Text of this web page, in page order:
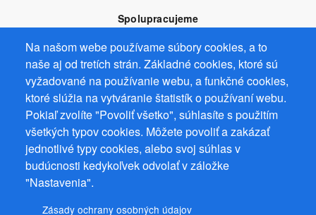
Na našom webe používame súbory cookies, a to
naše aj od tretích strán. Základné cookies, ktoré sú
vyžadované na používanie webu, a funkčné cookies,
ktoré slúžia na vytváranie štatistík o používaní webu.
Pokiaľ zvolíte "Povoliť všetko", súhlasíte s použitím
všetkých typov cookies. Môžete povoliť a zakázať
jednotlivé typy cookies, alebo svoj súhlas v
budúcnosti kedykoľvek odvolať v záložke
"Nastavenia".
Zásady ochrany osobných údajov
Spolupracujeme
Prevádzkovateľ: Mgr. Bc. Žaneta Radimecká, MBA, Ostrov 256, 561
22 Ostrov, IČ 08993033, DIČ CZ9161263958
© 2026PuzzleWebss.r.o.